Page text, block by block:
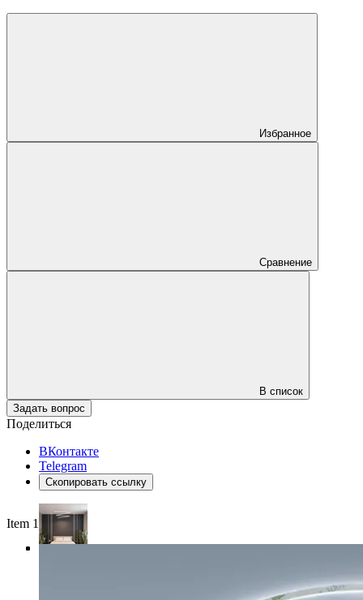
Избранное
Сравнение
В список
Задать вопрос
Поделиться
ВКонтакте
Telegram
Скопировать ссылку
Item 1 of 4